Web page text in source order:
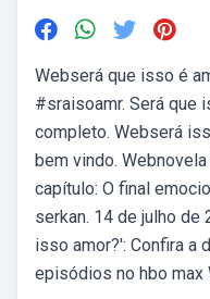
Webserá que isso é
#sraisoamr. Será que
completo. Webserá
bem vindo.
capítulo: O final
serkan. 14 de julho de
isso amor?': Confira a
episódios no hbo max